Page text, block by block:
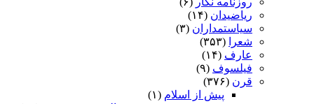
ریاضیدان (۱۴)
سیاستمداران (۳)
شعرا
(۳۵۳)
عارف (۱۴)
فیلسوف (۹)
قرن (۳۷۶)
پیش از اسلام (۱)